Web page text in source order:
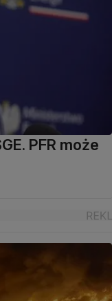
PFR może